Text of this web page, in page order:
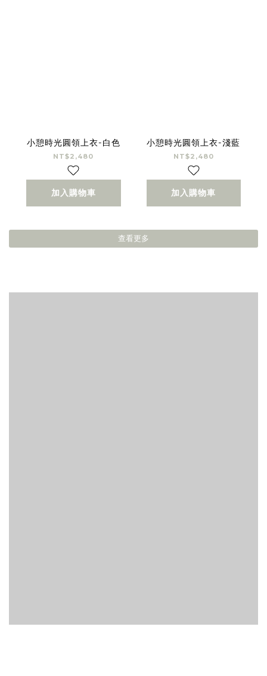
小憩時光圓領上衣-白色
NT$2,480
加入購物車
小憩時光圓領上衣-淺藍
NT$2,480
加入購物車
查看更多